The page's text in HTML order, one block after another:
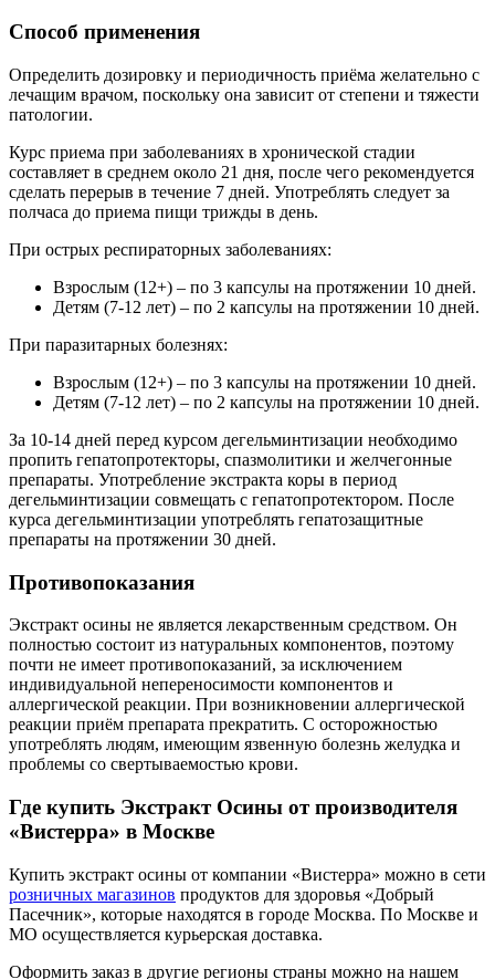
Способ применения
Определить дозировку и периодичность приёма желательно с
лечащим врачом, поскольку она зависит от степени и тяжести
патологии.
Курс приема при заболеваниях в хронической стадии
составляет в среднем около 21 дня, после чего рекомендуется
сделать перерыв в течение 7 дней. Употреблять следует за
полчаса до приема пищи трижды в день.
При острых респираторных заболеваниях:
Взрослым (12+) – по 3 капсулы на протяжении 10 дней.
Детям (7-12 лет) – по 2 капсулы на протяжении 10 дней.
При паразитарных болезнях:
Взрослым (12+) – по 3 капсулы на протяжении 10 дней.
Детям (7-12 лет) – по 2 капсулы на протяжении 10 дней.
За 10-14 дней перед курсом дегельминтизации необходимо
пропить гепатопротекторы, спазмолитики и желчегонные
препараты. Употребление экстракта коры в период
дегельминтизации совмещать с гепатопротектором. После
курса дегельминтизации употреблять гепатозащитные
препараты на протяжении 30 дней.
Противопоказания
Экстракт осины не является лекарственным средством. Он
полностью состоит из натуральных компонентов, поэтому
почти не имеет противопоказаний, за исключением
индивидуальной непереносимости компонентов и
аллергической реакции. При возникновении аллергической
реакции приём препарата прекратить. С осторожностью
употреблять людям, имеющим язвенную болезнь желудка и
проблемы со свертываемостью крови.
Где купить Экстракт Осины от производителя
«Вистерра» в Москве
Купить экстракт осины от компании «Вистерра» можно в сети
розничных магазинов продуктов для здоровья «Добрый
Пасечник», которые находятся в городе Москва. По Москве и
МО осуществляется курьерская доставка.
Оформить заказ в другие регионы страны можно на нашем